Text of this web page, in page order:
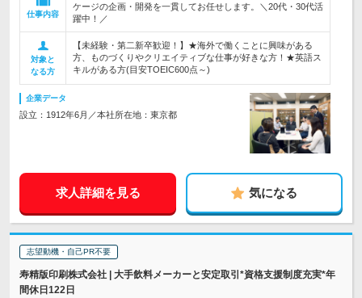
仕事内容
ケージの企画・開発を一貫してお任せします。＼20代・30代活
躍中！／
対象と
なる方
【未経験・第二新卒歓迎！】★海外で働くことに興味がある
方、ものづくりやクリエイティブな仕事が好きな方！★英語ス
キルがある方(目安TOEIC600点～)
企業データ
設立：1912年6月／本社所在地：東京都
求人詳細を見る 気になる
志望動機・自己PR不要
寿精版印刷株式会社 | 大手飲料メーカーと安定取引*資格支援制度充実*年
間休日122日